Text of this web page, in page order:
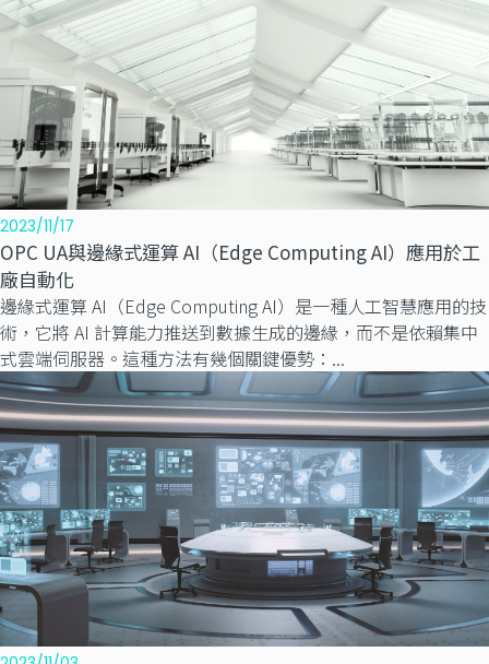
2023/11/17
OPC UA與邊緣式運算 AI（Edge Computing AI）應用於工
廠自動化
邊緣式運算 AI（Edge Computing AI）是一種人工智慧應用的技
術，它將 AI 計算能力推送到數據生成的邊緣，而不是依賴集中
式雲端伺服器。這種方法有幾個關鍵優勢：...